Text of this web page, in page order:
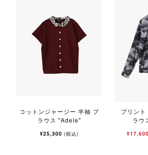
コットンジャージー 半袖 ブ
ラウス "Adele"
¥25,300 (税込)
プリン
ラウ
¥17,600